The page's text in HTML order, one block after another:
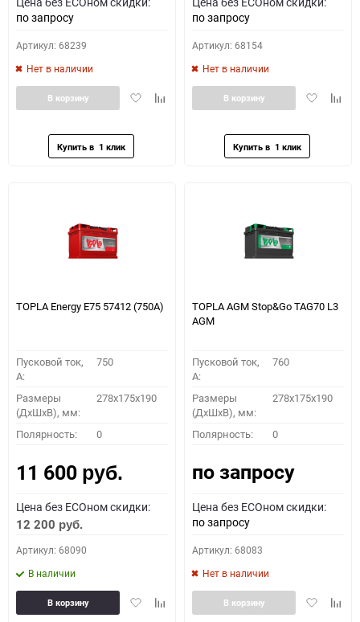
по запросу
Артикул: 68239
Нет в наличии
ДобавитьДобавить
В корзину
по запросу
Артикул: 68154
Нет в наличии
Добавить
В корзину
TOPLA Energy E75 57412 (750A)
Пусковой ток,
A:
750
Размеры
(ДхШхВ), мм:
278x175x190
Полярность: 0
11 600 руб.
Цена без ECOном скидки:
12 200 руб.
Артикул: 68090
В наличии
ДобавитьДобавить
В корзину
TOPLA AGM Stop&Go TAG70 L3
AGM
Пусковой ток,
A:
760
Размеры
(ДхШхВ), мм:
278x175x190
Полярность: 0
по запросу
Цена без ECOном скидки:
по запросу
Артикул: 68083
Нет в наличии
Добавить
В корзину